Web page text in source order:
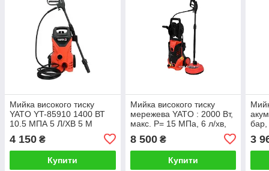
Мийка високого тиску
YATO YT-85910 1400 ВТ
10.5 МПА 5 Л/ХВ 5 М
4 150 ₴
Купити
Мийка високого тиску
мережева YATO : 2000 Вт,
макс. P= 15 МПа, 6 л/хв,
8 500₴
Купити
3